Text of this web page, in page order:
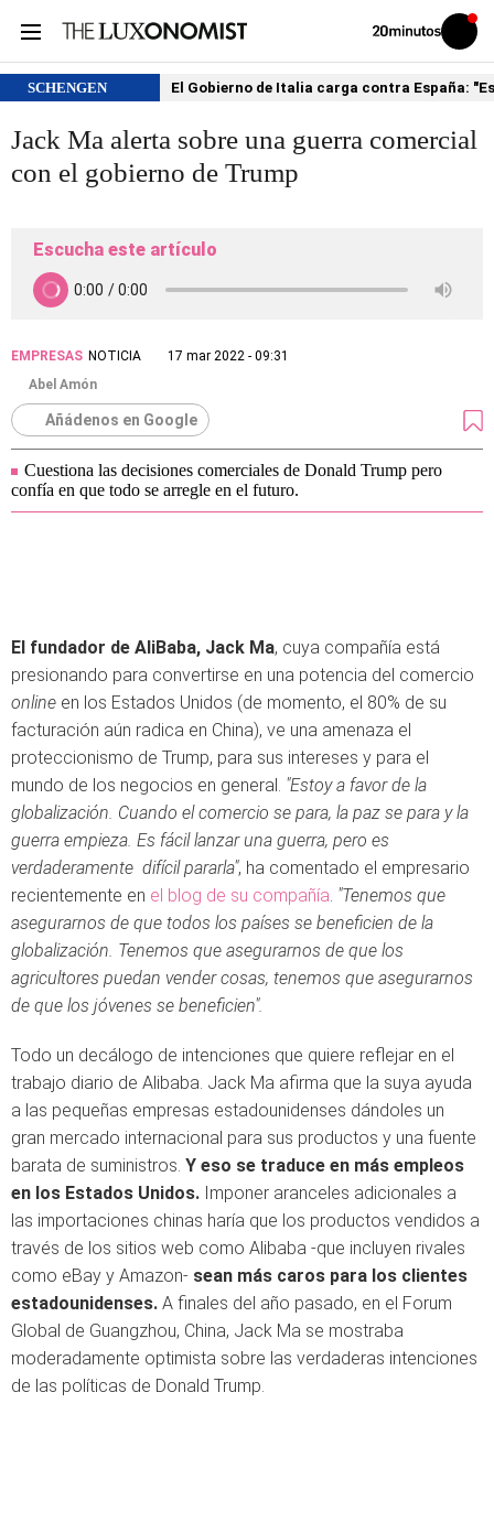
Volver
Iniciar
sesión
SCHENGEN El Gobierno de Italia carga contra España:
Jack Ma alerta sobre una guerra comercial
con el gobierno de Trump
Escucha este artículo
EMPRESAS NOTICIA
17 mar 2022 - 09:31
Abel Amón
Añádenos en Google
Cuestiona las decisiones comerciales de Donald Trump pero
confía en que todo se arregle en el futuro.
El fundador de AliBaba, Jack Ma, cuya compañía está
presionando para convertirse en una potencia del comercio
online en los Estados Unidos (de momento, el 80% de su
facturación aún radica en China), ve una amenaza el
proteccionismo de Trump, para sus intereses y para el
mundo de los negocios en general. "Estoy a favor de la
globalización. Cuando el comercio se para, la paz se para y la
guerra empieza. Es fácil lanzar una guerra, pero es
verdaderamente difícil pararla", ha comentado el empresario
recientemente en el blog de su compañía. "Tenemos que
asegurarnos de que todos los países se beneficien de la
globalización. Tenemos que asegurarnos de que los
agricultores puedan vender cosas, tenemos que asegurarnos
de que los jóvenes se beneficien".
Todo un decálogo de intenciones que quiere reflejar en el
trabajo diario de Alibaba. Jack Ma afirma que la suya ayuda
a las pequeñas empresas estadounidenses dándoles un
gran mercado internacional para sus productos y una fuente
barata de suministros. Y eso se traduce en más empleos
en los Estados Unidos. Imponer aranceles adicionales a
las importaciones chinas haría que los productos vendidos a
través de los sitios web como Alibaba -que incluyen rivales
como eBay y Amazon- sean más caros para los clientes
estadounidenses. A finales del año pasado, en el Forum
Global de Guangzhou, China, Jack Ma se mostraba
moderadamente optimista sobre las verdaderas intenciones
de las políticas de Donald Trump.